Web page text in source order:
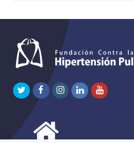
TwitterFacebook
Instagram
LinkedInYoutube